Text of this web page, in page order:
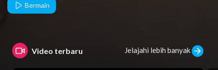
Bermain
Video terbaru Jelajahi lebih banyak